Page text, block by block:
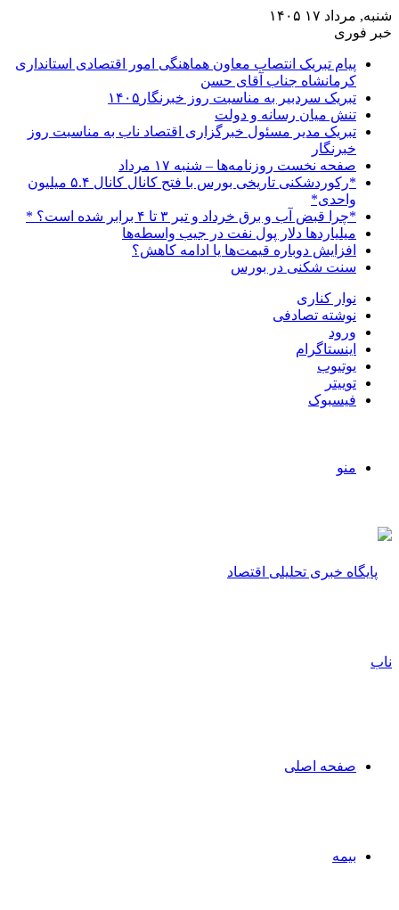
شنبه, مرداد ۱۷ ۱۴۰۵
خبر فوری
پیام تبریک انتصاب معاون هماهنگی امور اقتصادی استانداری
کرمانشاه جناب آقای حسن
تبریک سردبیر به مناسبت روز خبرنگار۱۴۰۵
تنش میان رسانه و دولت
تبریک مدیر مسئول خبرگزاری اقتصاد ناب به مناسبت روز
خبرنگار
صفحه نخست روزنامه‌ها – شنبه ۱۷ مرداد
*رکوردشکنی تاریخی بورس با فتح کانال کانال ۵.۴ میلیون
واحدی*
*چرا قبض آب و برق خرداد و تیر ۳ تا ۴ برابر شده است؟ *
میلیاردها دلار پول نفت در جیب واسطه‌ها
افزایش دوباره قیمت‌ها یا ادامه کاهش؟
سنت شکنی در بورس
نوار کناری
نوشته تصادفی
ورود
اینستاگرام
یوتیوب
توییتر
فیسبوک
منو
صفحه اصلی
بیمه